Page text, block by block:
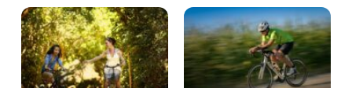
udholden...